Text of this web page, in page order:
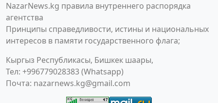
NazarNews.kg правила внутреннего распорядка
агентства
Принципы справедливости, истины и национальных
интересов в памяти государственного флага;
Кыргыз Республикасы, Бишкек шаары,
Тел: +996779028383 (Whatsapp)
Почта: nazarnews.kg@gmail.com